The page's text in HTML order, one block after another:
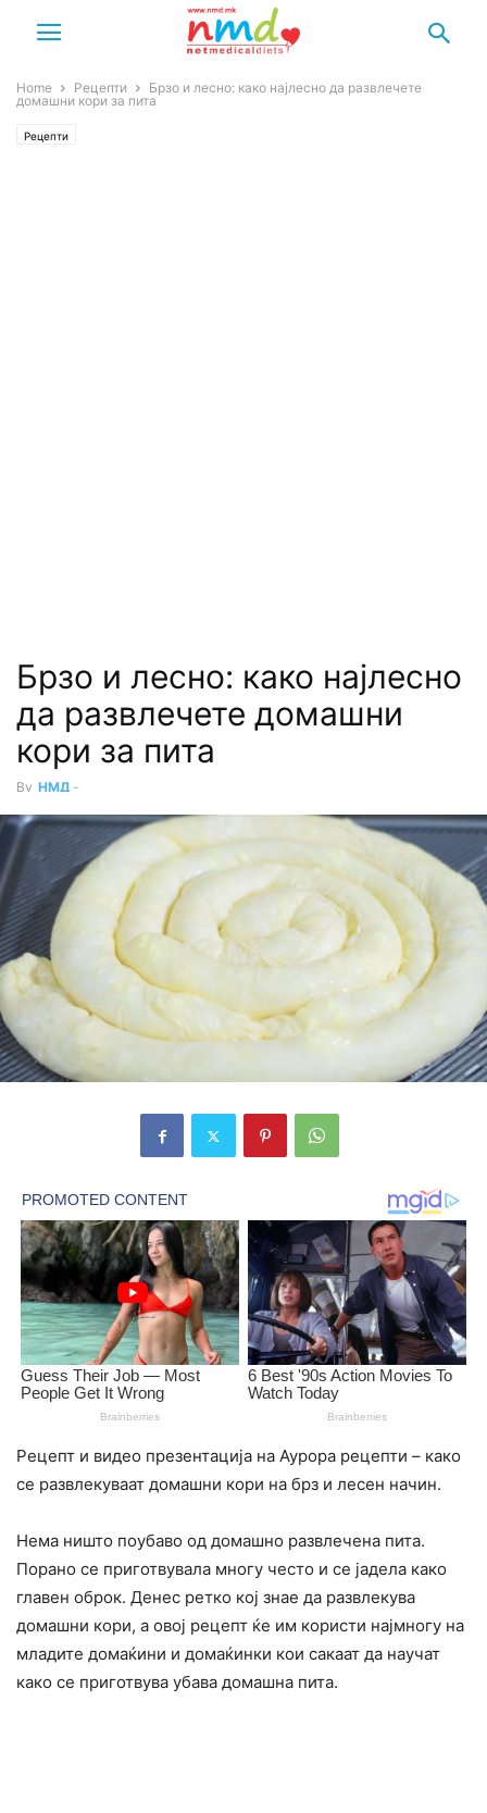
Home Рецепти
Брзо и лесно: како најлесно да развлечете
домашни кори за пита
Рецепти
Брзо и лесно: како најлесно
да развлечете домашни
кори за пита
By НМД -
Рецепт и видео презентација на Аурора рецепти – како
се развлекуваат домашни кори на брз и лесен начин.
Нема ништо поубаво од домашно развлечена пита.
Порано се приготвувала многу често и се јадела како
главен оброк. Денес ретко кој знае да развлекува
домашни кори, а овој рецепт ќе им користи најмногу на
младите домаќини и домаќинки кои сакаат да научат
како се приготвува убава домашна пита.